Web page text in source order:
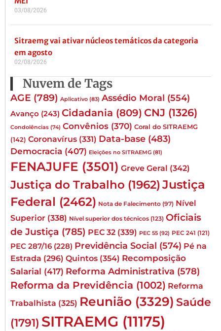
03/08/2026
Sitraemg vai ativar núcleos temáticos da categoria
em agosto
02/08/2026
Nuvem de Tags
AGE (789) Aplicativo (83) Assédio Moral (554)
Avanço (243) Cidadania (809) CNJ (1326)
Condolências (74) Convênios (370) Coral do SITRAEMG
(142) Coronavírus (331) Data-base (483)
Democracia (407) Eleições no SITRAEMG (81)
FENAJUFE (3501) Greve Geral (342)
Justiça do Trabalho (1962) Justiça
Federal (2462) Nota de Falecimento (97) Nível
Superior (338) Nível superior dos técnicos (123) Oficiais
de Justiça (785) PEC 32 (339) PEC 55 (92) PEC 241 (121)
PEC 287/16 (228) Previdência Social (574) Pé na
Estrada (296) Quintos (354) Recomposição
Salarial (417) Reforma Administrativa (578)
Reforma da Previdência (1002) Reforma
Trabalhista (325) Reunião (3329) Saúde
(1791) SITRAEMG (11175)